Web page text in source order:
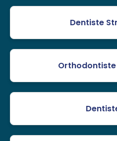
Dentiste